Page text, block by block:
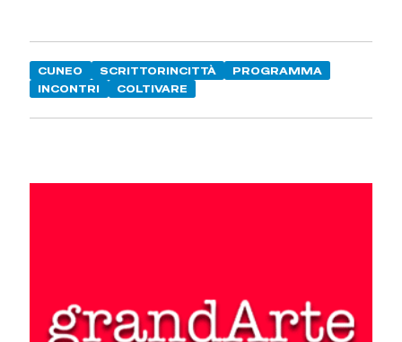
CUNEO SCRITTORINCITTÀ
PROGRAMMA
INCONTRI
COLTIVARE